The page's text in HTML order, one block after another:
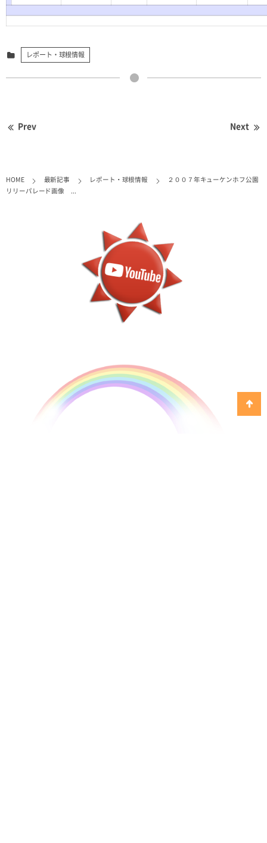
レポート・球根情報
Prev Next
HOME 最新記事 レポート・球根情報
２００７年キューケンホフ公園
リリーパレード画像 ...